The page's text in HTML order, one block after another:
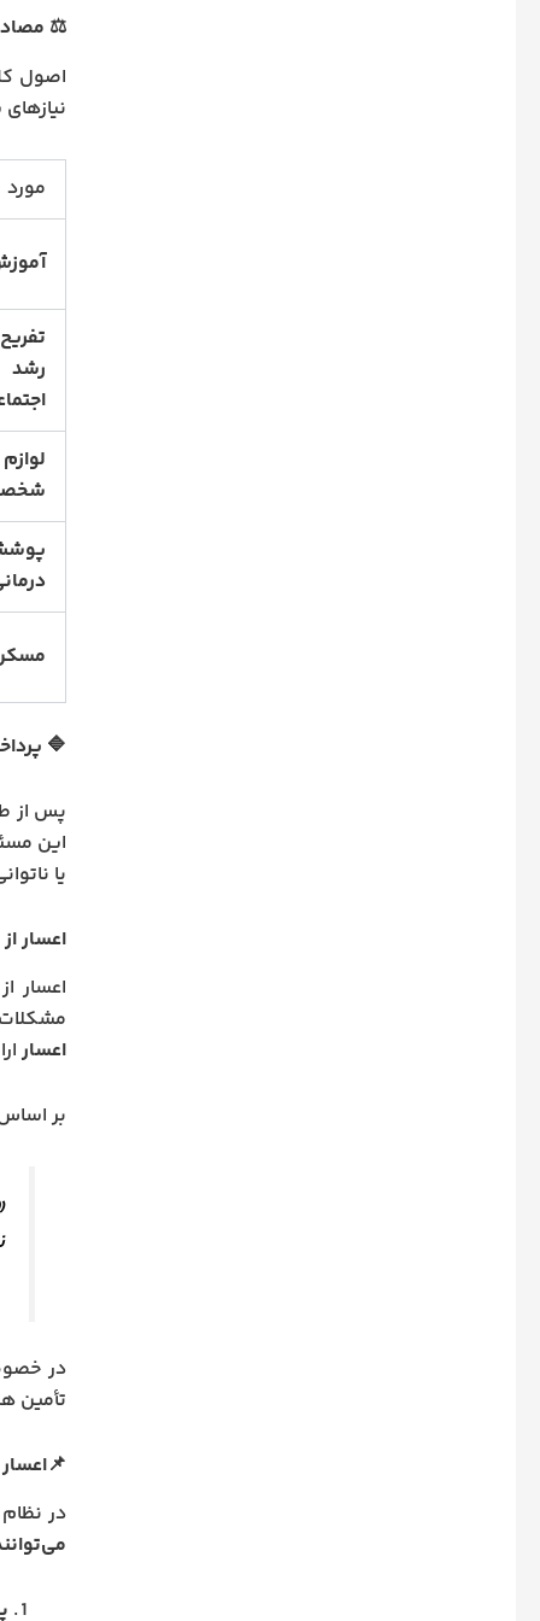
⚖️
اصول
مورد
رشد
لوازم
🔷
پس از
این
یا
اعسار
اعسار
مشکلات
اعسار
بر اساس ماده ۶ قانون نحوه
در
تأمین
در